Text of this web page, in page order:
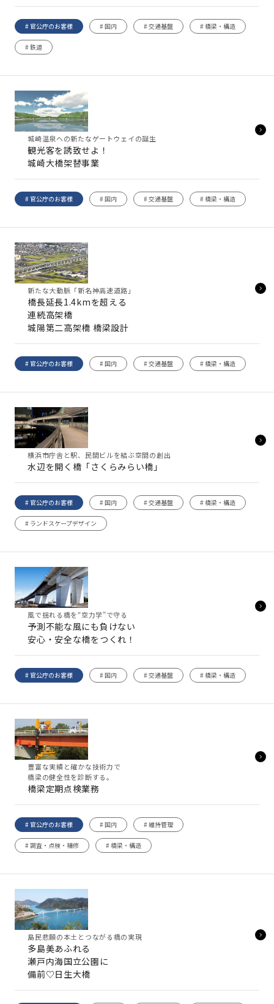
# 官公庁のお客様 # 国内 # 交通基盤 # 橋梁・構造
# 鉄道
城崎温泉への新たなゲートウェイの誕生
観光客を誘致せよ！
城崎大橋架替事業
# 官公庁のお客様 # 国内 # 交通基盤 # 橋梁・構造
新たな大動脈「新名神高速道路」
橋長延長1.4kmを超える
連続高架橋
城陽第二高架橋 橋梁設計
# 官公庁のお客様 # 国内 # 交通基盤 # 橋梁・構造
横浜市庁舎と駅、民間ビルを結ぶ空間の創出
水辺を開く橋「さくらみらい橋」
# 官公庁のお客様 # 国内 # 交通基盤 # 橋梁・構造
# ランドスケープデザイン
風で揺れる橋を“空力学”で守る
予測不能な風にも負けない
安心・安全な橋をつくれ！
# 官公庁のお客様 # 国内 # 交通基盤 # 橋梁・構造
豊富な実績と確かな技術力で
橋梁の健全性を診断する。
橋梁定期点検業務
# 官公庁のお客様 # 国内 # 維持管理
# 調査・点検・補修 # 橋梁・構造
島民悲願の本土とつながる橋の実現
多島美あふれる
瀬戸内海国立公園に
備前♡日生大橋